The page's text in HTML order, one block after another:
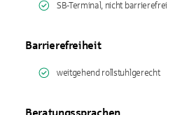
SB-Terminal, nicht barrierefrei
Barrierefreiheit
weitgehend rollstuhlgerecht
Beratungssprachen